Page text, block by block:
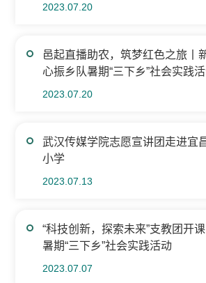
2023.07.20
邑起直播助农，筑梦红色之旅丨
心振乡队暑期“三下乡”社会实践
2023.07.20
武汉传媒学院志愿宣讲团走进宜
小学
2023.07.13
“科技创新，探索未来”支教团开
暑期“三下乡”社会实践活动
2023.07.07